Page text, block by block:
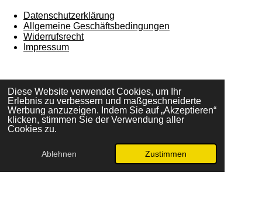
Diese Website verwendet Cookies, um Ihr
Erlebnis zu verbessern und maßgeschneiderte
Werbung anzuzeigen. Indem Sie auf „Akzeptieren“
klicken, stimmen Sie der Verwendung aller
Cookies zu.
Ablehnen Zustimmen
Datenschutzerklärung
Allgemeine Geschäftsbedingungen
Widerrufsrecht
Impressum
Widerrufbutton
Website Institut für Energiearbeit
Veranstaltungsangebot
Newsletter abonnieren
© 2026 Institut für Energiearbeit